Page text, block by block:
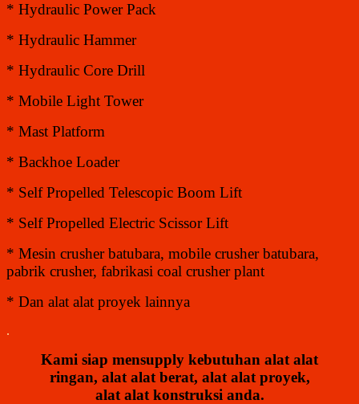
* Hydraulic Power Pack
* Hydraulic Hammer
* Hydraulic Core Drill
* Mobile Light Tower
* Mast Platform
* Backhoe Loader
* Self Propelled Telescopic Boom Lift
* Self Propelled Electric Scissor Lift
* Mesin crusher batubara, mobile crusher batubara,
pabrik crusher, fabrikasi coal crusher plant
* Dan alat alat proyek lainnya
.
Kami siap mensupply kebutuhan alat alat
ringan, alat alat berat, alat alat proyek,
alat alat konstruksi anda.